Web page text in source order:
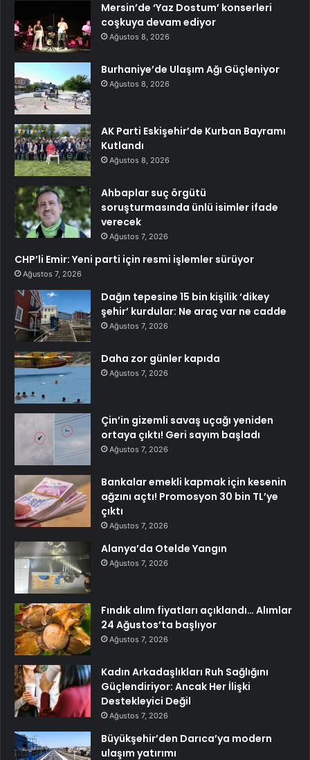
Mersin’de ‘Yaz Dostum’ konserleri
coşkuya devam ediyor
Ağustos 8, 2026
Burhaniye’de Ulaşım Ağı Güçleniyor
Ağustos 8, 2026
AK Parti Eskişehir’de Kurban Bayramı
Kutlandı
Ağustos 8, 2026
Ahbaplar suç örgütü
soruşturmasında ünlü isimler ifade
verecek
Ağustos 7, 2026
CHP’li Emir: Yeni parti için resmi işlemler sürüyor
Ağustos 7, 2026
Dağın tepesine 15 bin kişilik ‘dikey
şehir’ kurdular: Ne araç var ne cadde
Ağustos 7, 2026
Daha zor günler kapıda
Ağustos 7, 2026
Çin’in gizemli savaş uçağı yeniden
ortaya çıktı! Geri sayım başladı
Ağustos 7, 2026
Bankalar emekli kapmak için kesenin
ağzını açtı! Promosyon 30 bin TL’ye
çıktı
Ağustos 7, 2026
Alanya’da Otelde Yangın
Ağustos 7, 2026
Fındık alım fiyatları açıklandı… Alımlar
24 Ağustos’ta başlıyor
Ağustos 7, 2026
Kadın Arkadaşlıkları Ruh Sağlığını
Güçlendiriyor: Ancak Her İlişki
Destekleyici Değil
Ağustos 7, 2026
Büyükşehir’den Darıca’ya modern
ulaşım yatırımı